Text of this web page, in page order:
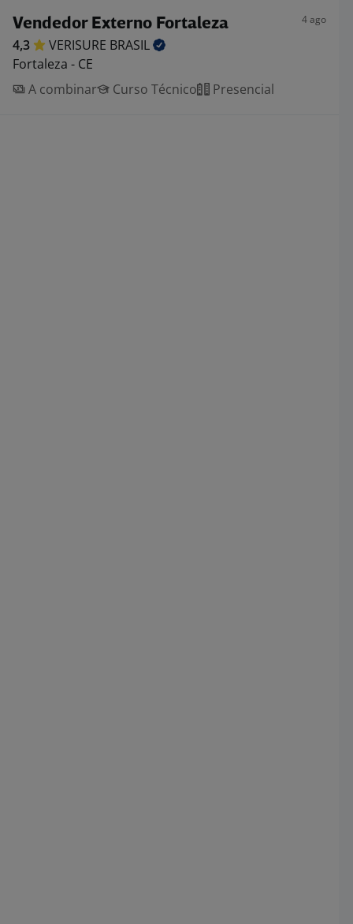
Vendedor Externo Fortaleza 4 ago
4,3 VERISURE BRASIL
Fortaleza - CE
A combinar
Curso Técnico Presencial